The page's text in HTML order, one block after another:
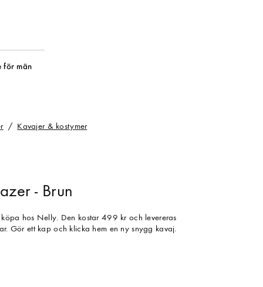
för män
Kavajer & kostymer
- Brun
hos Nelly. Den kostar 499 kr och levereras
Gör ett kap och klicka hem en ny snygg kavaj.